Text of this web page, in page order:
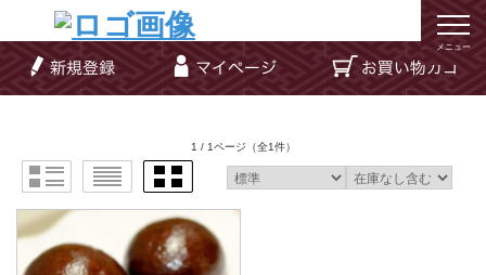
メニュー
1 / 1ページ （全1件）